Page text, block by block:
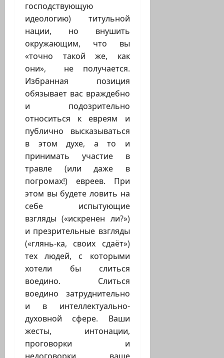
господствующую
идеологию) титульной
нации, но внушить
окружающим, что вы
«точно такой же, как
они», не получается.
Избранная позиция
обязывает вас враждебно
и подозрительно
относиться к евреям и
публично высказываться
в этом духе, а то и
принимать участие в
травле (или даже в
погромах!) евреев. При
этом вы будете ловить на
себе испытующие
взгляды («искренен ли?»)
и презрительные взгляды
(«глянь-ка, своих сдаёт»)
тех людей, с которыми
хотели бы слиться
воедино. Слиться
воедино затруднительно
и в интеллектуально-
духовной сфере. Ваши
жесты, интонации,
проговорки и